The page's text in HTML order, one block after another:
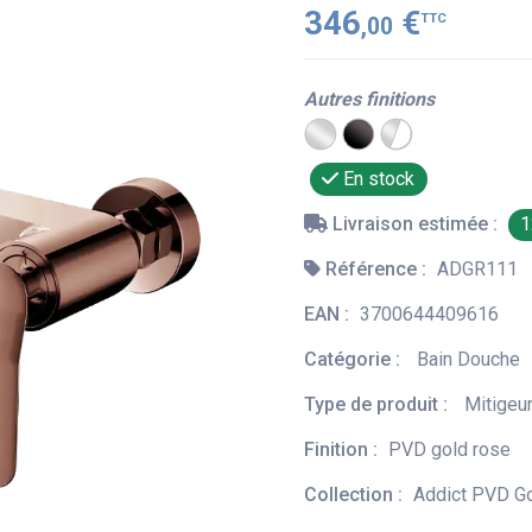
346,00 €TTC
Autres finitions
En stock
Livraison estimée :
Référence : ADGR111
EAN : 3700644409616
Catégorie :
Bain Douche
Type de produit :
Mitigeur
Finition :
PVD gold rose
Collection : Addict PVD